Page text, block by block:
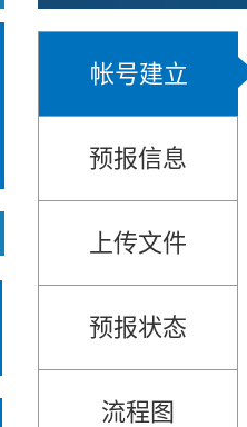
帐号建立
预报信息
上传文件
预报状态
流程图